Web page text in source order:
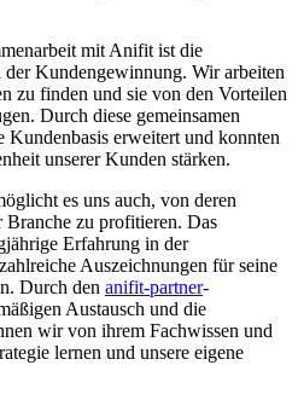
mit Anifit ist⁢ die
der Kundengewinnung. Wir⁢ arbeiten
zu finden und ‍sie von ⁣den Vorteilen
Durch diese gemeinsamen
Kundenbasis‌ erweitert⁢ und konnten
unserer Kunden stärken.
es uns auch, ⁣von deren
zu profitieren. ​Das
Erfahrung in der
Auszeichnungen für seine
Durch den anifit-partner-
Austausch und die
wir von ihrem Fachwissen ⁢und
lernen und unsere eigene